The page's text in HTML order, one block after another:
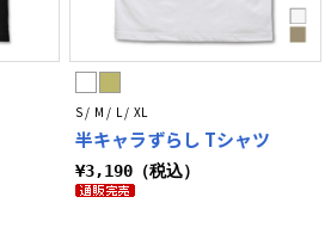
S / M / L / XL
半キャラずらし Tシャツ
¥3,190（税込）